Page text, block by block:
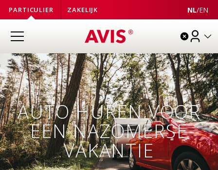
PARTICULIER ZAKELIJK NL/EN
AUTO HUREN VOOR
EEN NAZOMERSE
VAKANTIE